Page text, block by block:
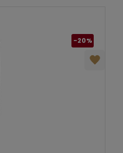
-20%